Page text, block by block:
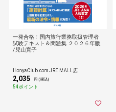
一発合格！国内旅行業務取扱管理者
試験テキスト＆問題集 ２０２６年版
/児山寛子
HonyaClub.com JRE MALL店
2,035 円 (税込)
54ポイント